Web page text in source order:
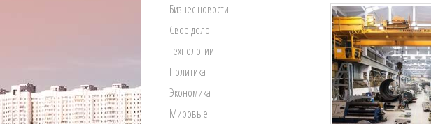
Бизнес новости
Свое дело
Технологии
Политика
Экономика
Мировые